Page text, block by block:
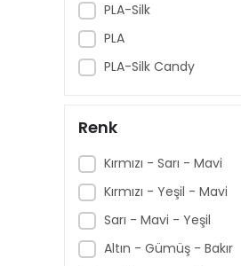
PLA-Silk
PLA
PLA-Silk Candy
Renk
Kırmızı - Sarı - Mavi
Kırmızı - Yeşil - Mavi
Sarı - Mavi - Yeşil
Altın - Gümüş - Bakır